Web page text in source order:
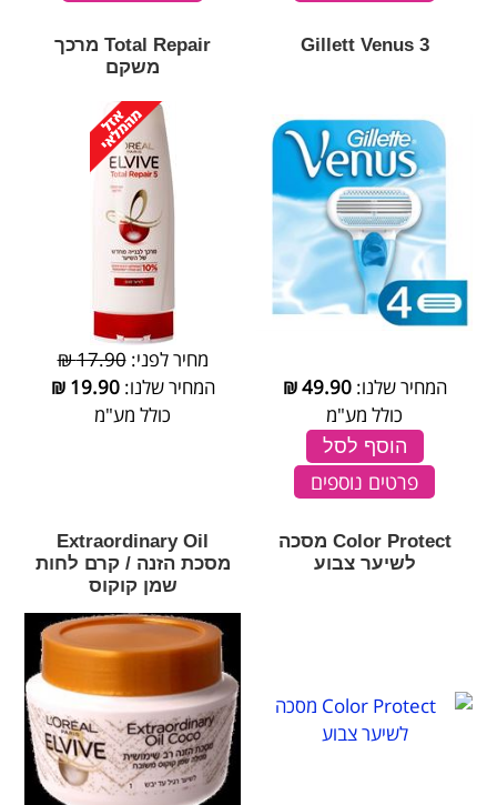
Gillett Venus 3
המחיר שלנו:49.90
₪
כולל מע"מ
הוסף לסל
פרטים נוספים
Total Repair מרכך
משקם
מחיר לפני:17.90 ₪
המחיר שלנו:19.90
₪
כולל מע"מ
Color Protect מסכה
לשיער צבוע
Extraordinary Oil
מסכת הזנה / קרם לחות
שמן קוקוס